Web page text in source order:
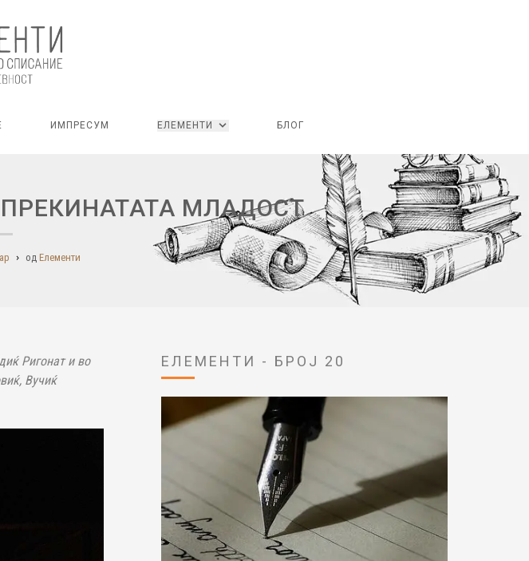
ИМПРЕСУМ ЕЛЕМЕНТИ БЛОГ
МЛАДОСТ
од Елементи
Ригонат и во
Вучиќ
ЕЛЕМЕНТИ - БРОЈ 20